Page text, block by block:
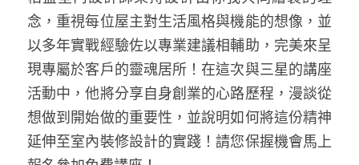
念，重視每位屋主對生活風格與機能的想像，並
以多年實戰經驗佐以專業建議相輔助，完美來呈
現專屬於客戶的靈魂居所！在這次與三星的講座
活動中，他將分享自身創業的心路歷程，漫談從
想做到開始做的重要性，並說明如何將這份精神
延伸至室內裝修設計的實踐！請您保握機會馬上